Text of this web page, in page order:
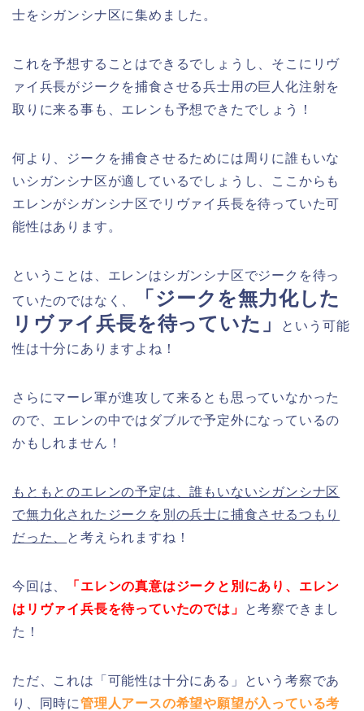
士をシガンシナ区に集めました。
これを予想することはできるでしょうし、そこにリヴ
ァイ兵長がジークを捕食させる兵士用の巨人化注射を
取りに来る事も、エレンも予想できたでしょう！
何より、ジークを捕食させるためには周りに誰もいな
いシガンシナ区が適しているでしょうし、ここからも
エレンがシガンシナ区でリヴァイ兵長を待っていた可
能性はあります。
ということは、エレンはシガンシナ区でジークを待っ
ていたのではなく、
「ジークを無力化した
リヴァイ兵長を待っていた」
という可能
性は十分にありますよね！
さらにマーレ軍が進攻して来るとも思っていなかった
ので、エレンの中ではダブルで予定外になっているの
かもしれません！
もともとのエレンの予定は、誰もいないシガンシナ区
で無力化されたジークを別の兵士に捕食させるつもり
だった、
と考えられますね！
今回は、
「エレンの真意はジークと別にあり、エレン
はリヴァイ兵長を待っていたのでは」
と考察できまし
た！
ただ、これは「可能性は十分にある」という考察であ
り、同時に管理人アースの希望や願望が入っている考